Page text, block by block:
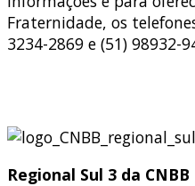
Fraternidade, os
3234-2869 e (51) 98932-
Regional Sul 3 da CNBB